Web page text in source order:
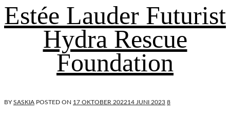
Estée Lauder Futurist
Hydra Rescue
Foundation
BYSASKIA POSTED ON 17 OKTOBER 202214 JUNI 2023 8